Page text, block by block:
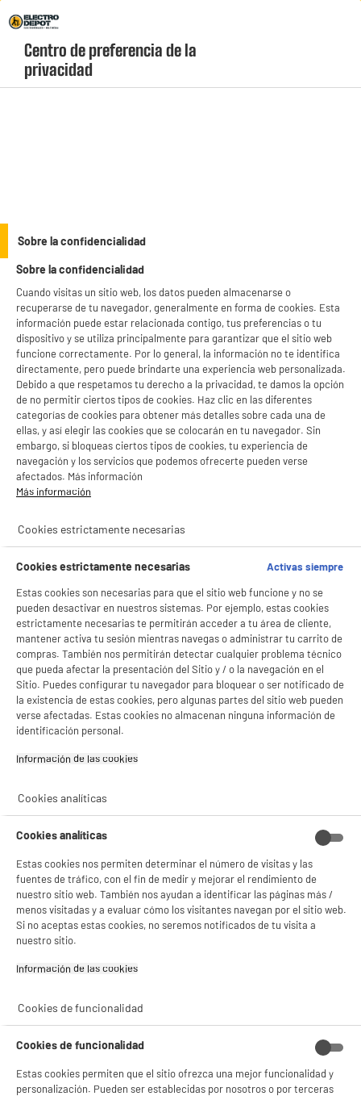
Menú
geolocation-header-icon-text
account
Rechazar todas
BIENVENIDO a ELECTRO
DEPOT
Con el fin de mejorar tu experiencia, y tras tu consentimiento, ELECTRO DEPOT
y sus socios utilizan cookies que procesan tus datos personales para:
- compartir contenido adaptado a tus preferencias
- facilitar el intercambio de contenido en las redes sociales
Si aceptas, la experiencia será aún mejor. Si no acepta, se utilizarán cookies
estadísticas anónimas basadas en tu navegación. Puedes oponerte a su uso
¡Buena visita!
Gestionar cookies
✔ ACEPTAR TODAS
Centro de preferencia de la
privacidad
Sobre la confidencialidad
Sobre la confidencialidad
Cuando visitas un sitio web, los datos pueden almacenarse o
recuperarse de tu navegador, generalmente en forma de cookies. Esta
información puede estar relacionada contigo, tus preferencias o tu
dispositivo y se utiliza principalmente para garantizar que el sitio web
funcione correctamente. Por lo general, la información no te identifica
directamente, pero puede brindarte una experiencia web personalizada.
Debido a que respetamos tu derecho a la privacidad, te damos la opción
de no permitir ciertos tipos de cookies. Haz clic en las diferentes
categorías de cookies para obtener más detalles sobre cada una de
ellas, y así elegir las cookies que se colocarán en tu navegador. Sin
embargo, si bloqueas ciertos tipos de cookies, tu experiencia de
navegación y los servicios que podemos ofrecerte pueden verse
afectados. Más información
Más información
Cookies estrictamente necesarias
Cookies estrictamente necesarias
Activas siempre
Estas cookies son necesarias para que el sitio web funcione y no se
pueden desactivar en nuestros sistemas. Por ejemplo, estas cookies
estrictamente necesarias te permitirán acceder a tu área de cliente,
mantener activa tu sesión mientras navegas o administrar tu carrito de
compras. También nos permitirán detectar cualquier problema técnico
que pueda afectar la presentación del Sitio y / o la navegación en el
Sitio. Puedes configurar tu navegador para bloquear o ser notificado de
la existencia de estas cookies, pero algunas partes del sitio web pueden
verse afectadas. Estas cookies no almacenan ninguna información de
identificación personal.
Información de las cookies‎
Cookies analíticas
Cookies analíticas
Estas cookies nos permiten determinar el número de visitas y las
fuentes de tráfico, con el fin de medir y mejorar el rendimiento de
nuestro sitio web. También nos ayudan a identificar las páginas más /
menos visitadas y a evaluar cómo los visitantes navegan por el sitio web.
Si no aceptas estas cookies, no seremos notificados de tu visita a
nuestro sitio.
Información de las cookies‎
Cookies de funcionalidad
Cookies de funcionalidad
Estas cookies permiten que el sitio ofrezca una mejor funcionalidad y
personalización. Pueden ser establecidas por nosotros o por terceras